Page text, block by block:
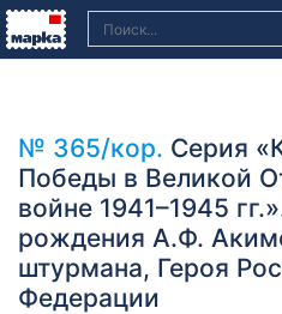
№ 365/кор. Серия
Победы в Великой
войне 1941–1945
рождения А.Ф.
штурмана, Героя
Федерации